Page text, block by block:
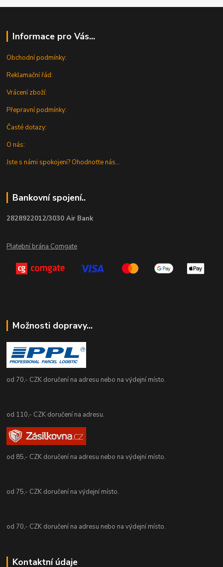
Informace pro Vás...
Obchodní podmínky:
Reklamační řád:
Vrácení zboží:
Přepravní podmínky:
Časté dotazy:
O nás:
Jste s námi spokojeni? Ohodnoťte nás...
Bankovní spojení..
2828922012/3030 Air Bank
Platební brána Comgate
Možnosti dopravy...
od 70,- CZK doručení na adresu nebo na výdejní místo.
od 110,- CZK doručení na adresu.
od 85,- CZK doručení na adresu nebo na výdejní místo.
od 75,- CZK doručení na výdejní místo.
od 70,- CZK doručení na adresu nebo na výdejní místo.
Kontaktní údaje